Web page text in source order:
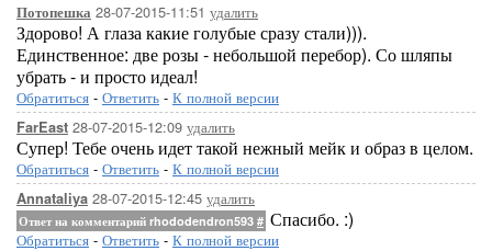
Потопешка 28-07-2015-11:51 удалить
Здорово! А глаза какие голубые сразу стали))).
Единственное: две розы - небольшой перебор). Со шляпы
убрать - и просто идеал!
Обратиться - Ответить - К полной версии
FarEast 28-07-2015-12:09 удалить
Супер! Тебе очень идет такой нежный мейк и образ в целом.
Обратиться - Ответить - К полной версии
Annataliya 28-07-2015-12:45 удалить
Ответ на комментарий rhododendron593 # Спасибо. :)
Обратиться - Ответить - К полной версии